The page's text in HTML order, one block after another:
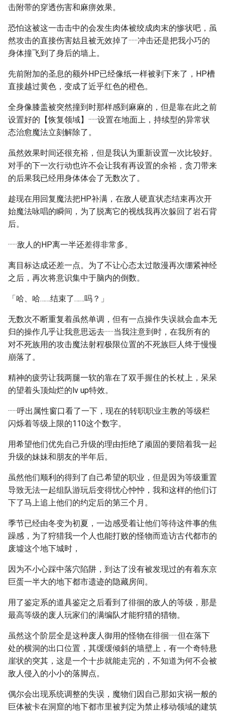
击附带的穿透伤害和麻痹效果。
恐怕这被这一击击中的会发生肉体被绞成肉末的惨状吧，虽
然攻击的直接伤害姑且被无效掉了······冲击还是把我小巧的
身体撞飞到了身后的墙上。
先前附加的圣息的额外HP已经像纸一样被剥下来了，HP槽
直接越过黄色，变成了近乎红色的橙色。
全身像膝盖被突然撞到时那样感到麻麻的，但是靠在此之前
设置好的【恢复领域】······设置在地面上，持续型的异常状
态治愈魔法立刻解除了。
虽然效果时间还很充裕，但是我认为重新设置一次比较好。
对手的下一次行动也许不会让我有再设置的余裕，贪刀带来
的后果我已经用身体体会了无数次了。
趁现在用回复魔法把HP补满，在敌人硬直状态结束再次开
始魔法咏唱的瞬间，为了脱离它的视线我再次躲回了岩石背
后。
······敌人的HP离一半还差得非常多。
离目标达成还差一点。为了不让心态太过散漫再次绷紧神经
之后，再次将意识集中于脑内的倒数。
「哈、哈……结束了……吗？」
无数次不断重复着虽然单调，但有一点操作失误就会血本无
归的操作几乎让我意思远去······当我注意到时，在我所有的
对不死族用的攻击魔法射程极限位置的不死族巨人终于慢慢
崩落了。
精神的疲劳让我两腿一软的靠在了双手握住的长杖上，呆呆
的望着头顶灿烂的lv up特效。
······呼出属性窗口看了一下，现在的转职职业主教的等级栏
闪烁着等级上限的110这个数字。
用希望他们优先自己升级的理由拒绝了顽固的要陪着我一起
升级的妹妹和朋友的半年后。
虽然他们顺利的得到了自己希望的职业，但是因为等级重置
导致无法一起组队游玩后变得忧心忡忡，我和这样的他们订
下了马上追上他们的约定后的第三个月。
季节已经由冬变为初夏，一边感受着让他们等待这件事的焦
躁感，为了狩猎我一个人也能打败的怪物而造访古代都市的
废墟这个地下城时，
因为不小心踩中落穴陷阱，到达了没有被发现过的有着东京
巨蛋一半大的地下都市遗迹的隐藏房间。
用了鉴定系的道具鉴定之后看到了徘徊的敌人的等级，那是
最高等级的废人玩家们的满编队才能狩猎的猎物。
虽然这个阶层全是这种废人御用的怪物在徘徊······但在落下
处的横洞的出口位置，其缓缓倾斜的墙壁上，有一个奇特悬
崖状的突其，这是一个十步就能走完的，不知道为何不会被
敌人侵入的小小的落脚点。
偶尔会出现系统调整的失误，魔物们因自己那如灾祸一般的
巨体被卡在洞窟的地下都市里被判定为禁止移动领域的建筑